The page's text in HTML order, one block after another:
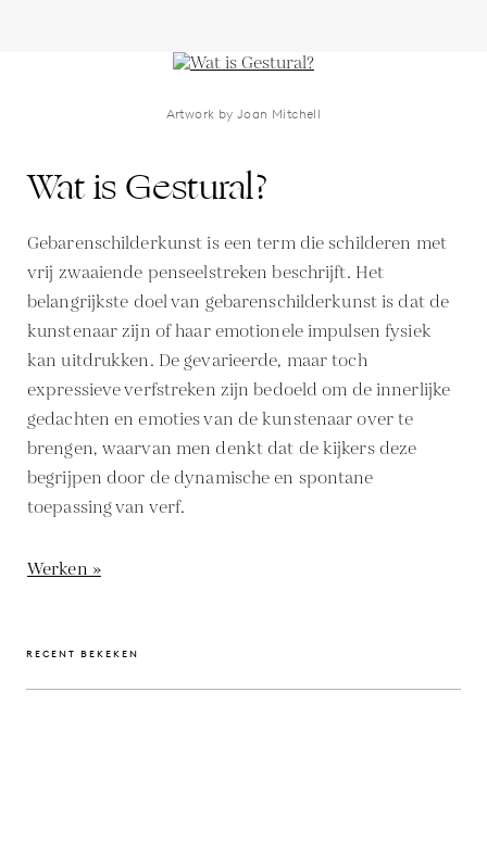
Artwork by Joan Mitchell
Wat is Gestural?
Gebarenschilderkunst is een term die schilderen met
vrij zwaaiende penseelstreken beschrijft. Het
belangrijkste doel van gebarenschilderkunst is dat de
kunstenaar zijn of haar emotionele impulsen fysiek
kan uitdrukken. De gevarieerde, maar toch
expressieve verfstreken zijn bedoeld om de innerlijke
gedachten en emoties van de kunstenaar over te
brengen, waarvan men denkt dat de kijkers deze
begrijpen door de dynamische en spontane
toepassing van verf.
Werken »
RECENT BEKEKEN